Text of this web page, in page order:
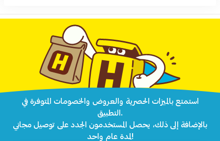
استمتع بالميزات الحصرية والعروض والخصومات المتوفرة في
التطبيق.
بالإضافة إلى ذلك، يحصل المستخدمون الجدد على توصيل مجاني
لمدة عام واحد!